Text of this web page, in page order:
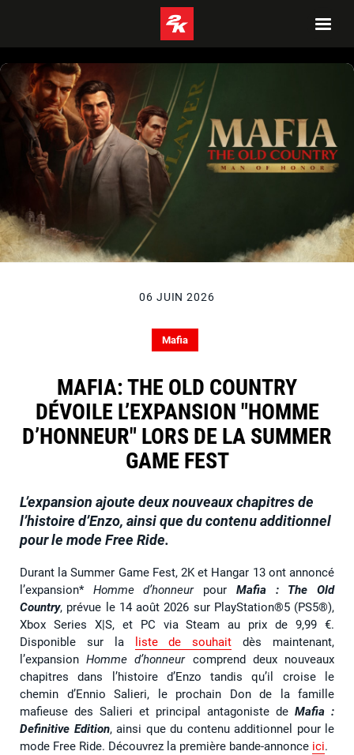
06 JUIN 2026
Mafia
MAFIA: THE OLD COUNTRY
DÉVOILE L’EXPANSION "HOMME
D’HONNEUR" LORS DE LA SUMMER
GAME FEST
L’expansion ajoute deux nouveaux chapitres de
l’histoire d’Enzo, ainsi que du contenu additionnel
pour le mode Free Ride.
Durant la Summer Game Fest, 2K et Hangar 13 ont annoncé
l’expansion* Homme d’honneurpour Mafia : The Old
Country, prévue le 14 août 2026 sur PlayStation®5 (PS5®),
Xbox Series X|S, et PC via Steam au prix de 9,99 €.
Disponible sur la
liste de souhait dès maintenant,
l’expansionHomme d’honneurcomprend deux nouveaux
chapitres dans l’histoire d’Enzo tandis qu’il croise le
chemin d’Ennio Salieri, le prochain Don de la famille
mafieuse des Salieri et principal antagoniste de Mafia :
Definitive Edition, ainsi que du contenu additionnel pour le
mode Free Ride. Découvrez la première bande-annonce ici.